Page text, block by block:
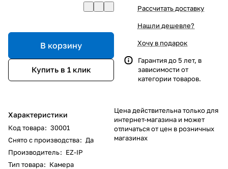
В корзину
Купить в 1 клик
Характеристики
Код товара: 30001
Снято с производства: Да
Производитель: EZ-IP
Тип товара: Камера
Рассчитать доставку
Нашли дешевле?
Хочу в подарок
Гарантия до 5 лет, в
зависимости от
категории товаров.
Цена действительна только для
интернет-магазина и может
отличаться от цен в розничных
магазинах